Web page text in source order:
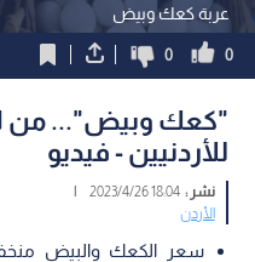
عربة كعك وبيض
0
0
"كعك وبيض"... من
للأردنيين - فيديو
نشر :18:04 2023/4/26
|
الأردن
سعر الكعك والبيض